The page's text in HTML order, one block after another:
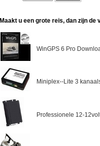
Maakt u een grote reis, dan zijn de
WinGPS 6 Pro
Miniplex--Lite 3
Professionele 12-